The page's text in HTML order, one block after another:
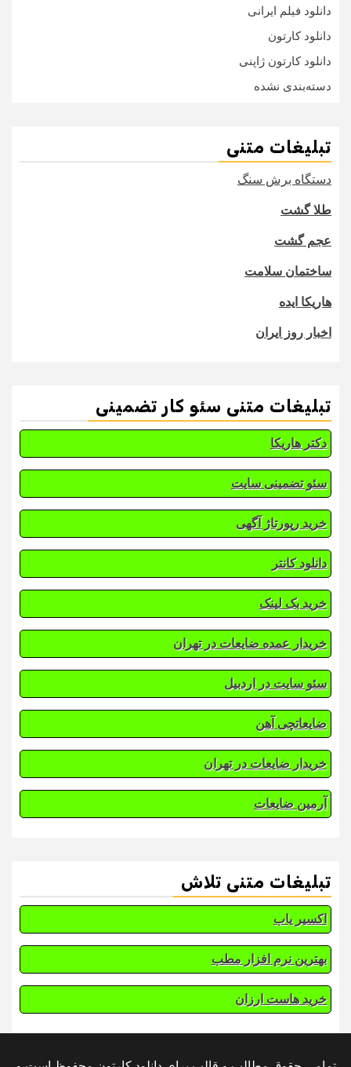
دانلود فیلم ایرانی
دانلود کارتون
دانلود کارتون ژاپنی
دسته‌بندی نشده
تبلیغات متنی
دستگاه برش سنگ
طلا گشت
عجم گشت
ساختمان سلامت
هاریکا ایده
اخبار روز ایران
تبلیغات متنی سئو کار تضمینی
دکتر هاریکا
سئو تضمینی سایت
خرید رپورتاژ آگهی
دانلود کانتر
خرید بک لینک
خریدار عمده ضایعات در تهران
سئو سایت در اردبیل
ضایعاتچی آهن
خریدار ضایعات در تهران
آرمین ضایعات
تبلیغات متنی تلاش
اکسیر یاب
بهترین نرم افزار مطب
خرید هاست ارزان